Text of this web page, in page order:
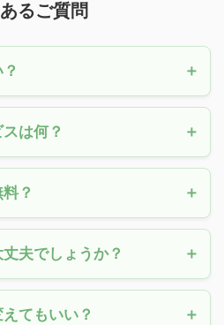
るご質問
は何？
？
夫でしょうか？
てもいい？